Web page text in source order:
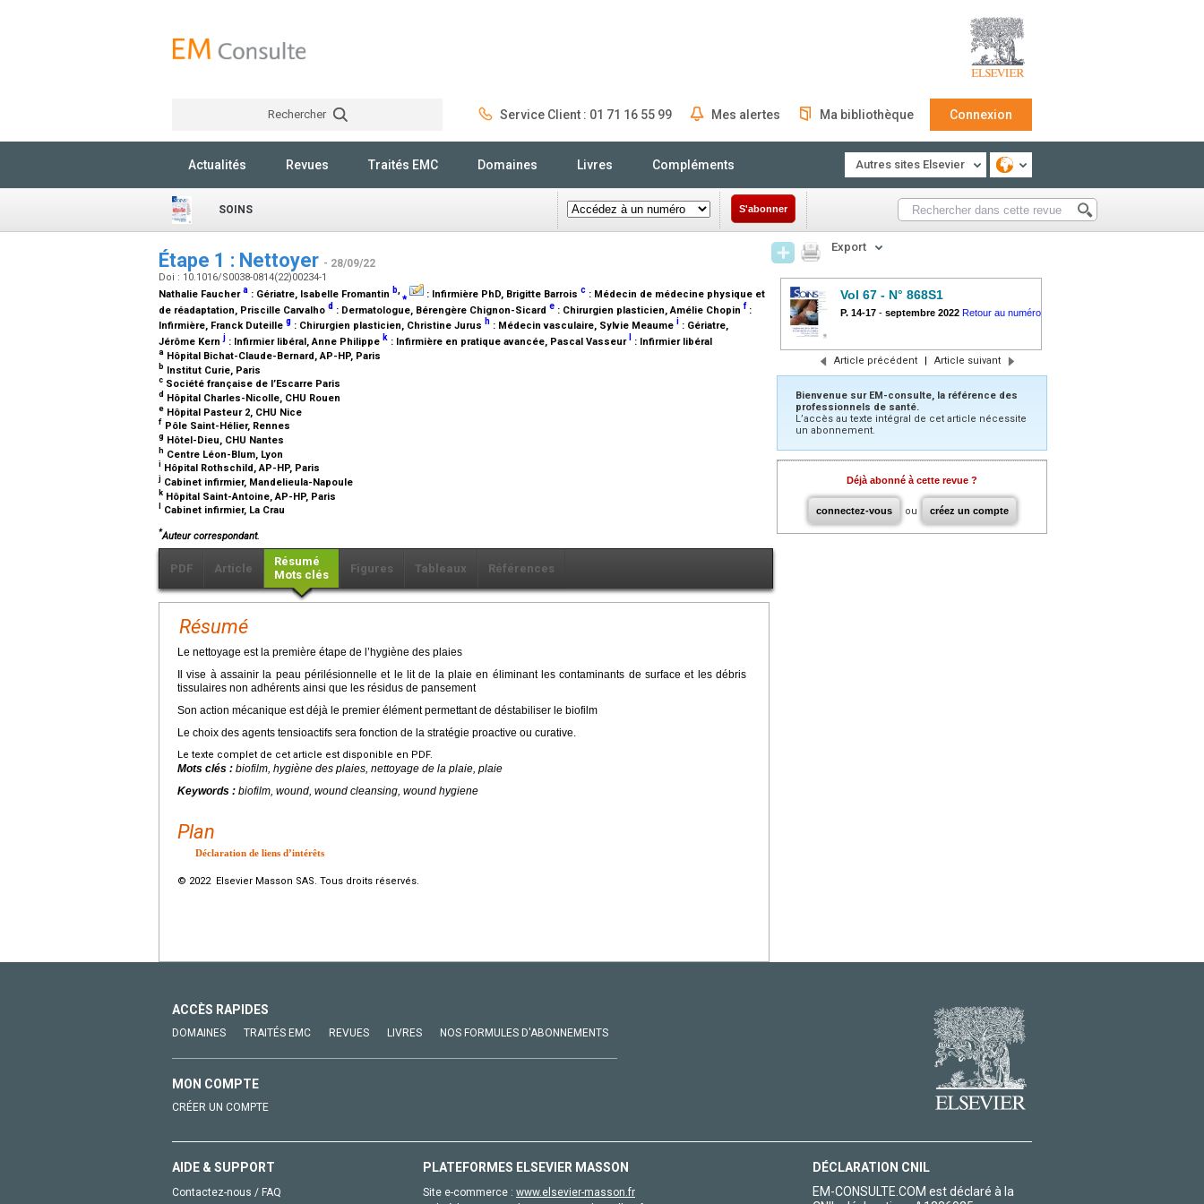
Rechercher Service Client : 01 71 16 55 99 Mes alertes Ma bibliothèque Connexion
Actualités Revues Traités EMC Domaines Livres Compléments Autres sites Elsevier
SOINS S'abonner
Étape 1 : Nettoyer - 28/09/22
Doi : 10.1016/S0038-0814(22)00234-1
Nathalie Fauchera : Gériatre, Isabelle Fromantin b,⁎ : Infirmière PhD, Brigitte Barrois c : Médecin de médecine physique et
de réadaptation, Priscille Carvalho d : Dermatologue, Bérengère Chignon-Sicard e : Chirurgien plasticien, Amélie Chopin f :
Infirmière, Franck Duteille g : Chirurgien plasticien, Christine Jurus h : Médecin vasculaire, Sylvie Meaume i : Gériatre,
Jérôme Kernj : Infirmier libéral, Anne Philippe k : Infirmière en pratique avancée, Pascal Vasseur : Infirmier libéral
a Hôpital Bichat-Claude-Bernard, AP-HP, Paris
b Institut Curie, Paris
c Société française de l’Escarre Paris
d Hôpital Charles-Nicolle, CHU Rouen
e Hôpital Pasteur 2, CHU Nice
f Pôle Saint-Hélier, Rennes
g Hôtel-Dieu, CHU Nantes
h Centre Léon-Blum, Lyon
i Hôpital Rothschild, AP-HP, Paris
j Cabinet infirmier, Mandelieula-Napoule
k Hôpital Saint-Antoine, AP-HP, Paris
Cabinet infirmier, La Crau
*Auteur correspondant.
PDF Article
Résumé
Mots clés
Figures Tableaux Références
Résumé
Le nettoyage est la première étape de l’hygiène des plaies
Il vise à assainir la peau périlésionnelle et le lit de la plaie en éliminant les contaminants de surface et les débris
tissulaires non adhérents ainsi que les résidus de pansement
Son action mécanique est déjà le premier élément permettant de déstabiliser le biofilm
Le choix des agents tensioactifs sera fonction de la stratégie proactive ou curative.
Le texte complet de cet article est disponible en PDF.
Mots clés : biofilm, hygiène des plaies, nettoyage de la plaie, plaie
Keywords : biofilm, wound, wound cleansing, wound hygiene
Plan
Déclaration de liens d’intérêts
© 2022 Elsevier Masson SAS. Tous droits réservés.
Export
Vol 67 - N° 868S1
P. 14-17 - septembre 2022 Retour au numéro
Article précédent | Article suivant
Bienvenue sur EM-consulte, la référence des
professionnels de santé.
L’accès au texte intégral de cet article nécessite
un abonnement.
Déjà abonné à cette revue ?
connectez-vous ou créez un compte
ACCÈS RAPIDES
DOMAINES TRAITÉS EMC REVUES LIVRES NOS FORMULES D'ABONNEMENTS
MON COMPTE
CRÉER UN COMPTE
AIDE & SUPPORT
Contactez-nous / FAQ
PLATEFORMES ELSEVIER MASSON
Site e-commerce : www.elsevier-masson.fr
DÉCLARATION CNIL
EM-CONSULTE.COM est déclaré à la